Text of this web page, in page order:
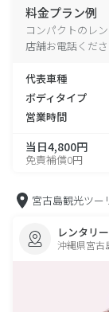
料金プラン例
コンパクトのレ
店舗お電話くださ
代表車種
ボディタイプ
営業時間
当日4,800円
免責補償0円
宮古島観光ツー
レンタリ
沖縄県宮古